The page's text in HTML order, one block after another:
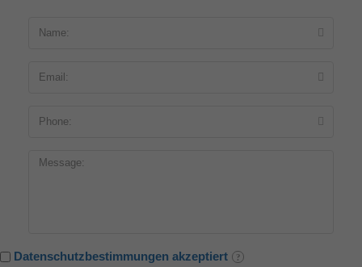
Datenschutzbestimmungen akzeptiert